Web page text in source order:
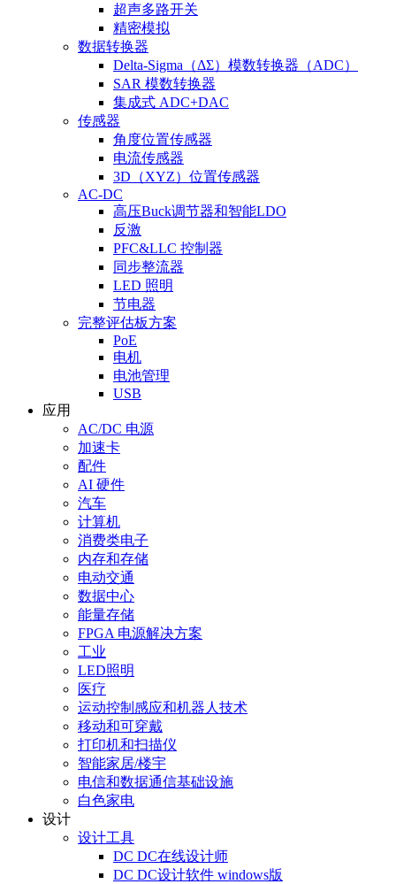
超声多路开关
精密模拟
数据转换器
Delta-Sigma（ΔΣ）模数转换器（ADC）
SAR 模数转换器
集成式 ADC+DAC
传感器
角度位置传感器
电流传感器
3D（XYZ）位置传感器
AC-DC
高压Buck调节器和智能LDO
反激
PFC&LLC 控制器
同步整流器
LED 照明
节电器
完整评估板方案
PoE
电机
电池管理
USB
应用
AC/DC 电源
加速卡
配件
AI 硬件
汽车
计算机
消费类电子
内存和存储
电动交通
数据中心
能量存储
FPGA 电源解决方案
工业
LED照明
医疗
运动控制感应和机器人技术
移动和可穿戴
打印机和扫描仪
智能家居/楼宇
电信和数据通信基础设施
白色家电
设计
设计工具
DC DC在线设计师
DC DC设计软件 windows版